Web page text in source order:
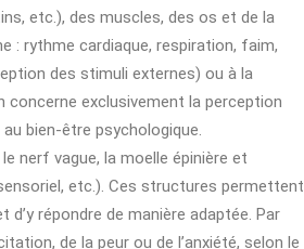
etc.), des muscles, des os et de la
: rythme cardiaque, respiration, faim,
des stimuli externes) ou à la
concerne exclusivement la perception
bien-être psychologique.
nerf vague, la moelle épinière et
etc.). Ces structures permettent
répondre de manière adaptée. Par
de la peur ou de l’anxiété, selon le